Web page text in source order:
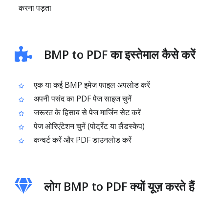
करना पड़ता
BMP to PDF का इस्तेमाल कैसे करें
एक या कई BMP इमेज फाइल अपलोड करें
अपनी पसंद का PDF पेज साइज चुनें
जरूरत के हिसाब से पेज मार्जिन सेट करें
पेज ओरिएंटेशन चुनें (पोर्ट्रेट या लैंडस्केप)
कन्वर्ट करें और PDF डाउनलोड करें
लोग BMP to PDF क्यों यूज़ करते हैं